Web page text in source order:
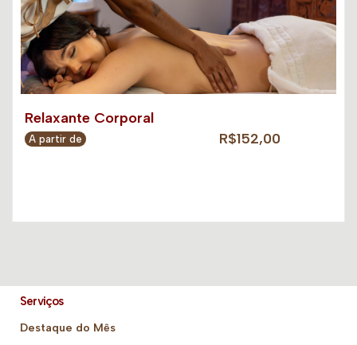
Relaxante Corporal
A partir de R$152,00
Serviços
Destaque do Mês